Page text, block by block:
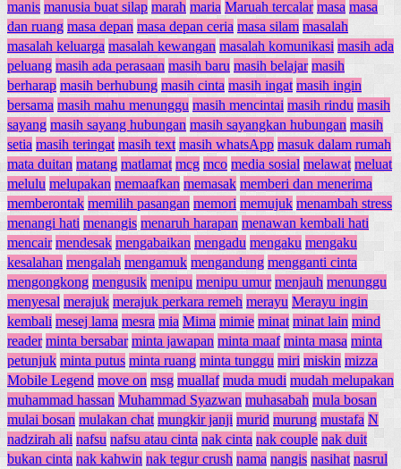
manis manusia buat silap marah maria Maruah tercalar masa masa
dan ruang masa depan masa depan ceria masa silam masalah
masalah keluarga masalah kewangan masalah komunikasi masih ada
peluang masih ada perasaan masih baru masih belajar masih
berharap masih berhubung masih cinta masih ingat masih ingin
bersama masih mahu menunggu masih mencintai masih rindu masih
sayang masih sayang hubungan masih sayangkan hubungan masih
setia masih teringat masih text masih whatsApp masuk dalam rumah
mata duitan matang matlamat mcg mco media sosial melawat meluat
melulu melupakan memaafkan memasak memberi dan menerima
memberontak memilih pasangan memori memujuk menambah stress
menangi hati menangis menaruh harapan menawan kembali hati
mencair mendesak mengabaikan mengadu mengaku mengaku
kesalahan mengalah mengamuk mengandung mengganti cinta
mengongkong mengusik menipu menipu umur menjauh menunggu
menyesal merajuk merajuk perkara remeh merayu Merayu ingin
kembali mesej lama mesra mia Mima mimie minat minat lain mind
reader minta bersabar minta jawapan minta maaf minta masa minta
petunjuk minta putus minta ruang minta tunggu miri miskin mizza
Mobile Legend move on msg muallaf muda mudi mudah melupakan
muhammad hassan Muhammad Syazwan muhasabah mula bosan
mulai bosan mulakan chat mungkir janji murid murung mustafa N
nadzirah ali nafsu nafsu atau cinta nak cinta nak couple nak duit
bukan cinta nak kahwin nak tegur crush nama nangis nasihat nasrul